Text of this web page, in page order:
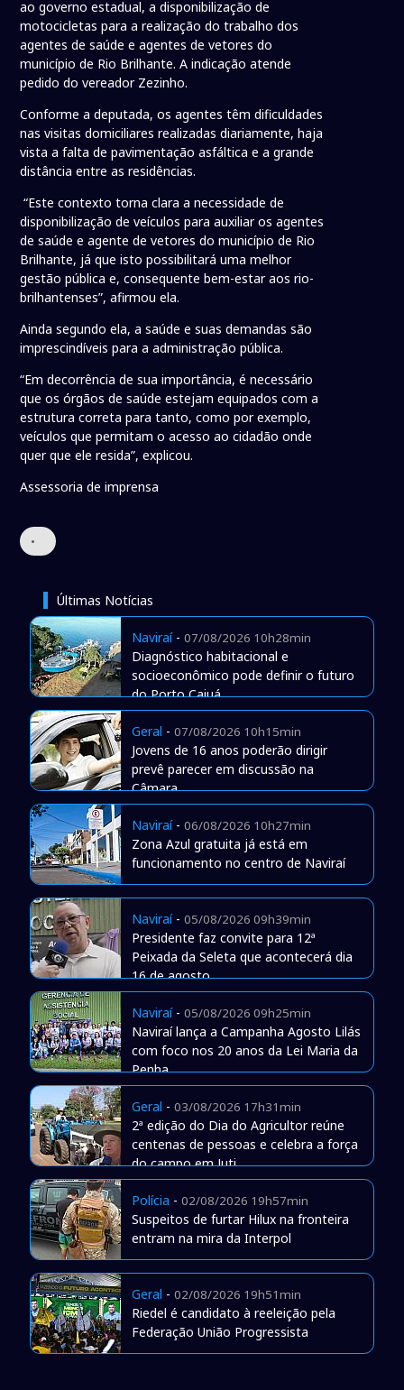
ao governo estadual, a disponibilização de
motocicletas para a realização do trabalho dos
agentes de saúde e agentes de vetores do
município de Rio Brilhante. A indicação atende
pedido do vereador Zezinho.
Conforme a deputada, os agentes têm dificuldades
nas visitas domiciliares realizadas diariamente, haja
vista a falta de pavimentação asfáltica e a grande
distância entre as residências.
“Este contexto torna clara a necessidade de
disponibilização de veículos para auxiliar os agentes
de saúde e agente de vetores do município de Rio
Brilhante, já que isto possibilitará uma melhor
gestão pública e, consequente bem-estar aos rio-
brilhantenses”, afirmou ela.
Ainda segundo ela, a saúde e suas demandas são
imprescindíveis para a administração pública.
“Em decorrência de sua importância, é necessário
que os órgãos de saúde estejam equipados com a
estrutura correta para tanto, como por exemplo,
veículos que permitam o acesso ao cidadão onde
quer que ele resida”, explicou.
Assessoria de imprensa
•
Últimas Notícias
Naviraí- 07/08/2026 10h28min
Diagnóstico habitacional e
socioeconômico pode definir o futuro
do Porto Caiuá
Geral - 07/08/2026 10h15min
Jovens de 16 anos poderão dirigir
prevê parecer em discussão na
Câmara
Naviraí- 06/08/2026 10h27min
Zona Azul gratuita já está em
funcionamento no centro de Naviraí
Naviraí- 05/08/2026 09h39min
Presidente faz convite para 12ª
Peixada da Seleta que acontecerá dia
16 de agosto
Naviraí- 05/08/2026 09h25min
Naviraí lança a Campanha Agosto Lilás
com foco nos 20 anos da Lei Maria da
Penha
Geral - 03/08/2026 17h31min
2ª edição do Dia do Agricultor reúne
centenas de pessoas e celebra a força
do campo em Juti
Polícia - 02/08/2026 19h57min
Suspeitos de furtar Hilux na fronteira
entram na mira da Interpol
Geral - 02/08/2026 19h51min
Riedel é candidato à reeleição pela
Federação União Progressista